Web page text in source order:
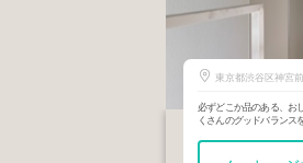
東京都渋谷区神宮前
必ずどこか品のある、お
くさんのグッドバランス